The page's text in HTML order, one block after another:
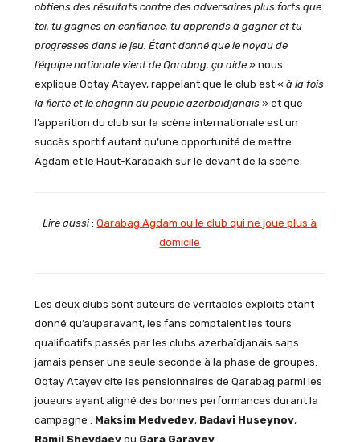
obtiens des résultats contre des adversaires plus forts que
toi, tu gagnes en confiance, tu apprends à gagner et tu
progresses dans le jeu. Étant donné que le noyau de
l’équipe nationale vient de Qarabag, ça aide» nous
explique Oqtay Atayev, rappelant que le club est « à la fois
la fierté et le chagrin du peuple azerbaïdjanais» et que
l’apparition du club sur la scène internationale est un
succès sportif autant qu’une opportunité de mettre
Agdam et le Haut-Karabakh sur le devant de la scène.
Lire aussi:Qarabag Agdam ou le club qui ne joue plus à
domicile
Les deux clubs sont auteurs de véritables exploits étant
donné qu’auparavant, les fans comptaient les tours
qualificatifs passés par les clubs azerbaïdjanais sans
jamais penser une seule seconde à la phase de groupes.
Oqtay Atayev cite les pensionnaires de Qarabag parmi les
joueurs ayant aligné des bonnes performances durant la
campagne : Maksim Medvedev, Badavi Huseynov,
Ramil Sheydaevou Gara Garayev.